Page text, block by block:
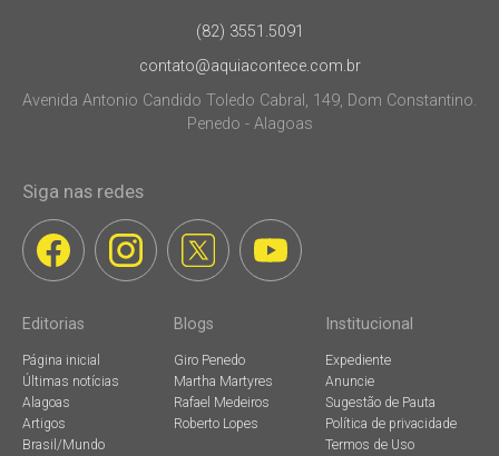
(82) 3551.5091
contato@aquiacontece.com.br
Avenida Antonio Candido Toledo Cabral, 149, Dom Constantino.
Penedo - Alagoas
Siga nas redes
Editorias
Página inicial
Últimas notícias
Alagoas
Artigos
Brasil/Mundo
Blogs
Giro Penedo
Martha Martyres
Rafael Medeiros
Roberto Lopes
Institucional
Expediente
Anuncie
Sugestão de Pauta
Política de privacidade
Termos de Uso